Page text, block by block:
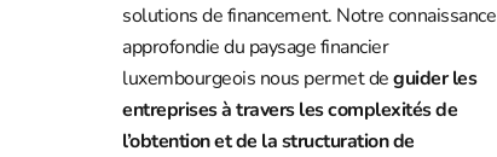
solutions de financement. Notre connaissance
approfondie du paysage financier
luxembourgeois nous permet deguider les
entreprises à travers les complexités de
l’obtention et de la structuration de